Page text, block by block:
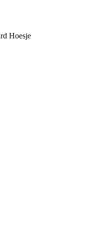
Hoesje